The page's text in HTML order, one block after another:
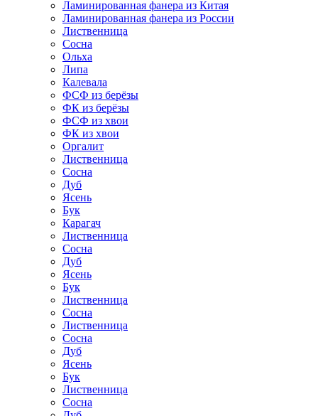
Ламинированная фанера из Китая
Ламинированная фанера из России
Лиственница
Сосна
Ольха
Липа
Калевала
ФСФ из берёзы
ФК из берёзы
ФСФ из хвои
ФК из хвои
Оргалит
Лиственница
Сосна
Дуб
Ясень
Бук
Карагач
Лиственница
Сосна
Дуб
Ясень
Бук
Лиственница
Сосна
Лиственница
Сосна
Дуб
Ясень
Бук
Лиственница
Сосна